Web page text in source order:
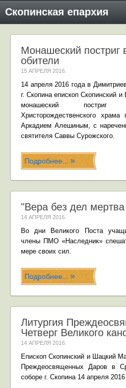
Скопинская епархия
Монашеский постриг
обители
15 АПРЕЛЯ 2016
14 апреля 2016 года в
г. Скопина епископ Скопинский
монашеский постриг
Христорождественского
Аркадием Алешиным, с
святителя Саввы Сурожского.
Подробнее...
"Вера без дел мертва
14 АПРЕЛЯ 2016
Во дни Великого Поста
члены ПМО «Наследник»
мере своих сил.
Подробнее...
Литургия
Четверг Великого
14 АПРЕЛЯ 2016
Епископ Скопинский и Шацкий
Преждеосвященных Даров в
соборе г. Скопина 14 апреля 2016